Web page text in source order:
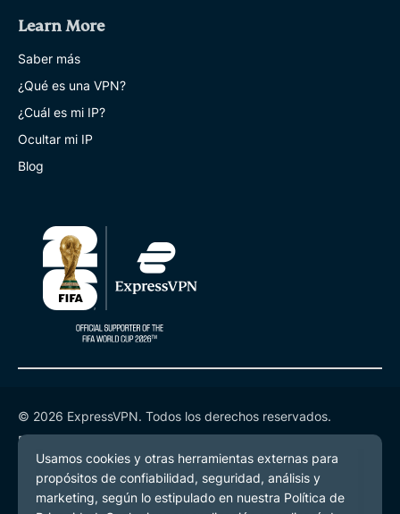
Learn More
Saber más
¿Qué es una VPN?
¿Cuál es mi IP?
Ocultar mi IP
Blog
© 2026 ExpressVPN. Todos los derechos reservados.
Política de Privacidad
Términos de Servicio
Preferencias de cookies